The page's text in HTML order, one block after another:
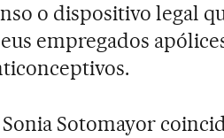
o dispositivo legal
empregados
Sotomayor